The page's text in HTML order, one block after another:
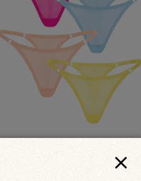
4 ШТ.) — СІТКА “LA DOLCE